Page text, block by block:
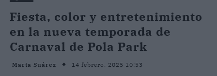
Fiesta, color y entretenimiento
en la nueva temporada de
Carnaval de Pola Park
Marta Suárez 14 febrero, 2025 10:53